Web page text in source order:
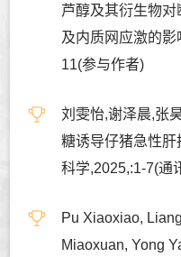
芦醇及其衍生物
及内质网应激的
11(参与作者)
刘雯怡,谢泽晨,张
糖诱导仔猪急性
科学,2025,:1-7(通
Pu Xiaoxiao,
Miaoxuan, Yong